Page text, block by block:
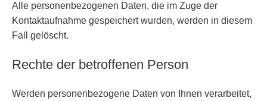
Alle personenbezogenen Daten, die im Zuge der
Kontaktaufnahme gespeichert wurden, werden in diesem
Fall gelöscht.
Rechte der betroffenen Person
Werden personenbezogene Daten von Ihnen verarbeitet,